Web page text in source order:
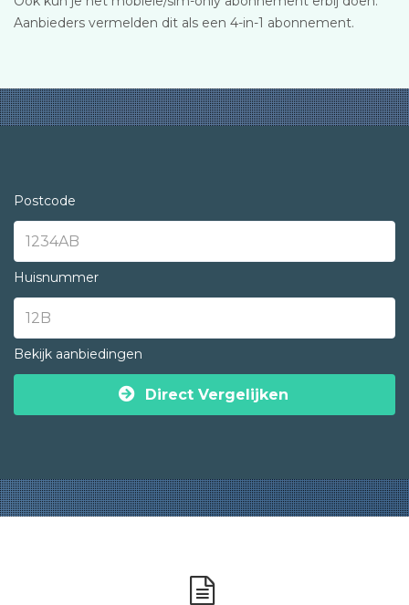
Aanbieders vermelden dit als een 4-in-1 abonnement.
Postcode
Huisnummer
Bekijk aanbiedingen
Direct Vergelijken